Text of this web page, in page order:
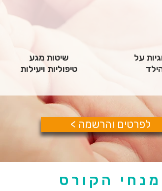
שיטות מגע
טיפוליות ויעילות
על
< לפרטים והרשמה
מנחי הקורס